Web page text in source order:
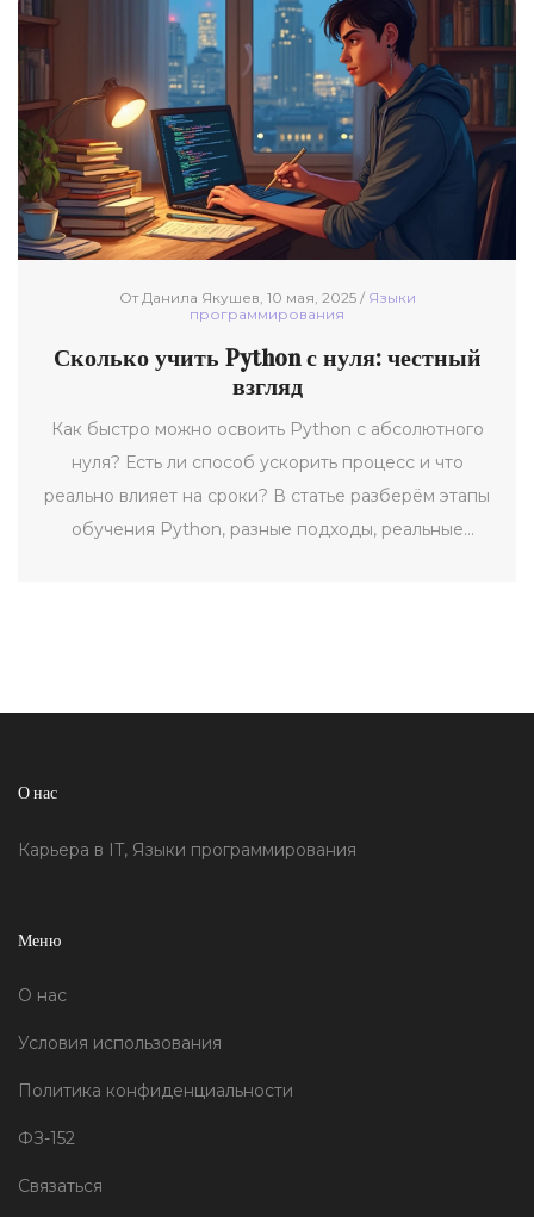
От Данила Якушев, 10 мая, 2025 / Языки
программирования
Сколько учить Python с нуля: честный
взгляд
Как быстро можно освоить Python с абсолютного
нуля? Есть ли способ ускорить процесс и что
реально влияет на сроки? В статье разберём этапы
обучения Python, разные подходы, реальные
О нас
Карьера в IT, Языки программирования
Меню
О нас
Условия использования
Политика конфиденциальности
ФЗ-152
Связаться